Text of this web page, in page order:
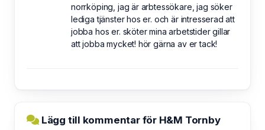
norrköping, jag är arbtessökare, jag söker
lediga tjänster hos er. och är intresserad att
jobba hos er. sköter mina arbetstider gillar
att jobba mycket! hör gärna av er tack!
Lägg till kommentar för H&M Tornby